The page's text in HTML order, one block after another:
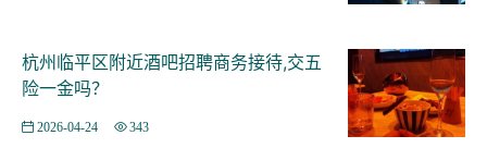
杭州临平区附近酒吧招聘商务接待,交五
险一金吗？
2026-04-24 343